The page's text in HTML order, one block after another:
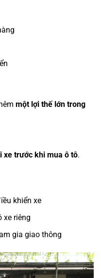
một lợi thế lớn trong
xe trước khi mua ô tô.
khiển xe
xe riêng
gia giao thông